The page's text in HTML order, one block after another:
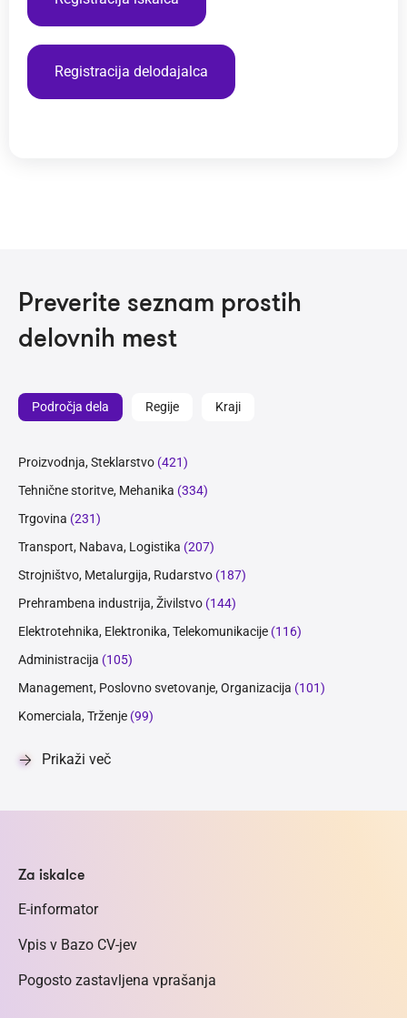
Registracija delodajalca
Preverite seznam prostih
delovnih mest
Področja dela Regije Kraji
Proizvodnja, Steklarstvo (421)
Tehnične storitve, Mehanika (334)
Trgovina (231)
Transport, Nabava, Logistika (207)
Strojništvo, Metalurgija, Rudarstvo (187)
Prehrambena industrija, Živilstvo (144)
Elektrotehnika, Elektronika, Telekomunikacije (116)
Administracija (105)
Management, Poslovno svetovanje, Organizacija (101)
Komerciala, Trženje (99)
Prikaži več
Za iskalce
E-informator
Vpis v Bazo CV-jev
Pogosto zastavljena vprašanja